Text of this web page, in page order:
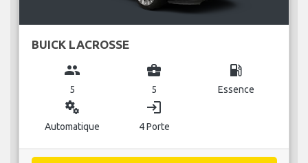
BUICK LACROSSE
group
5
business_center
5
local_gas_station
Essence
miscellaneous_services
Automatique
login
4 Porte